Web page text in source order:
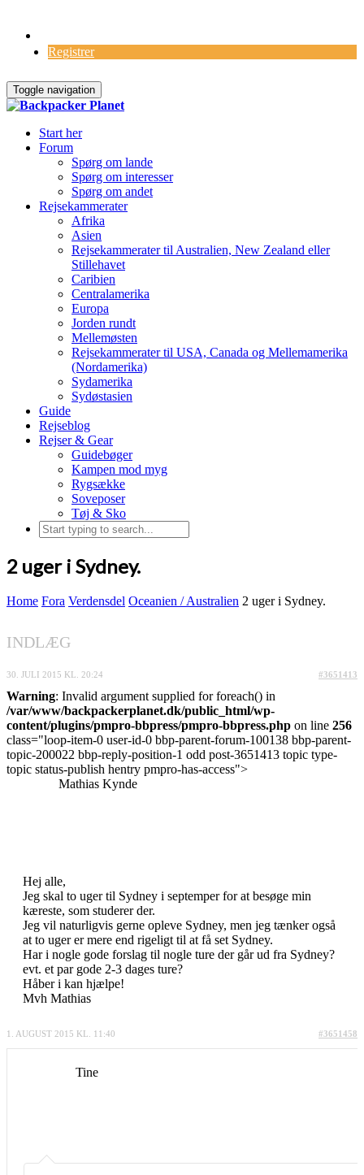
Registrer
Toggle navigation
Start her
Forum
Spørg om lande
Spørg om interesser
Spørg om andet
Rejsekammerater
Afrika
Asien
Rejsekammerater til Australien, New Zealand eller
Stillehavet
Caribien
Centralamerika
Europa
Jorden rundt
Mellemøsten
Rejsekammerater til USA, Canada og Mellemamerika
(Nordamerika)
Sydamerika
Sydøstasien
Guide
Rejseblog
Rejser & Gear
Guidebøger
Kampen mod myg
Rygsække
Soveposer
Tøj & Sko
2 uger i Sydney.
Home Fora Verdensdel Oceanien / Australien 2 uger i Sydney.
INDLÆG
30. JULI 2015 KL. 20:24 #3651413
Warning: Invalid argument supplied for foreach() in
/var/www/backpackerplanet.dk/public_html/wp-
content/plugins/pmpro-bbpress/pmpro-bbpress.php on line 256
class="loop-item-0 user-id-0 bbp-parent-forum-100138 bbp-parent-
topic-200022 bbp-reply-position-1 odd post-3651413 topic type-
topic status-publish hentry pmpro-has-access">
Mathias Kynde
Hej alle,
Jeg skal to uger til Sydney i septemper for at besøge min
kæreste, som studerer der.
Jeg vil naturligvis gerne opleve Sydney, men jeg tænker også
at to uger er mere end rigeligt til at få set Sydney.
Har i nogle gode forslag til nogle ture der går ud fra Sydney?
evt. et par gode 2-3 dages ture?
Håber i kan hjælpe!
Mvh Mathias
1. AUGUST 2015 KL. 11:40 #3651458
Tine